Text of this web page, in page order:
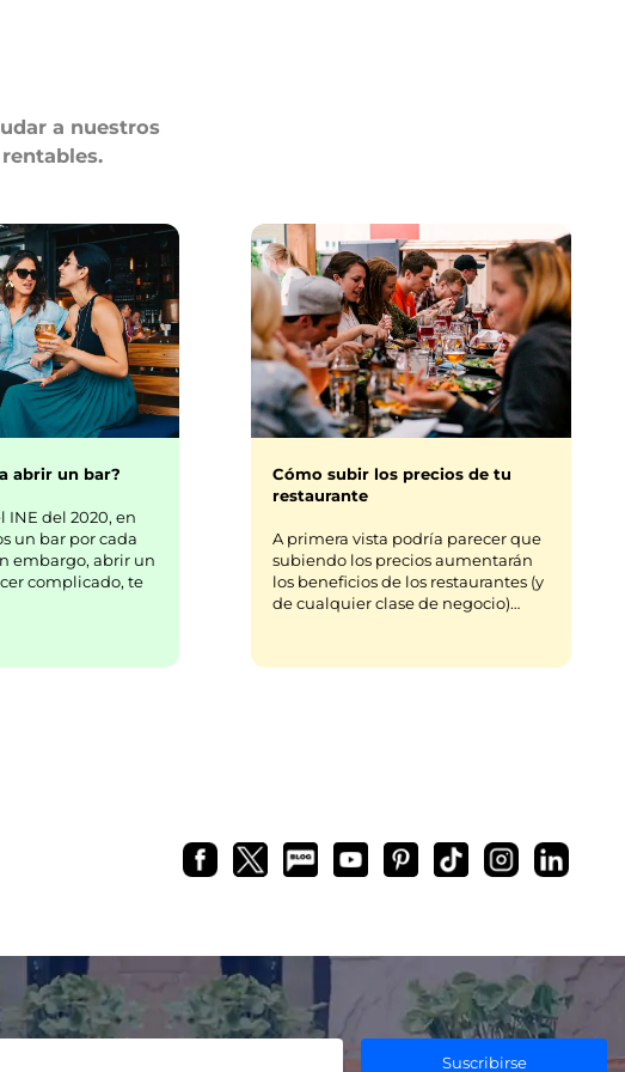
a nuestros
abrir un bar?
INE del 2020, en
un bar por cada
embargo, abrir un
complicado, te
Cómo subir los precios de tu
restaurante
A primera vista podría parecer que
subiendo los precios aumentarán
los beneficios de los restaurantes (y
de cualquier clase de negocio)…
Suscribirse